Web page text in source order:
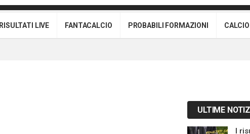
RISULTATI LIVE FANTACALCIO PROBABILI FORMAZIONI
ULTIME
I